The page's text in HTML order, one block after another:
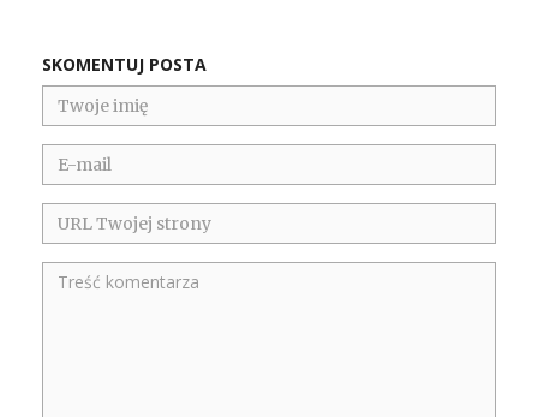
SKOMENTUJ POSTA